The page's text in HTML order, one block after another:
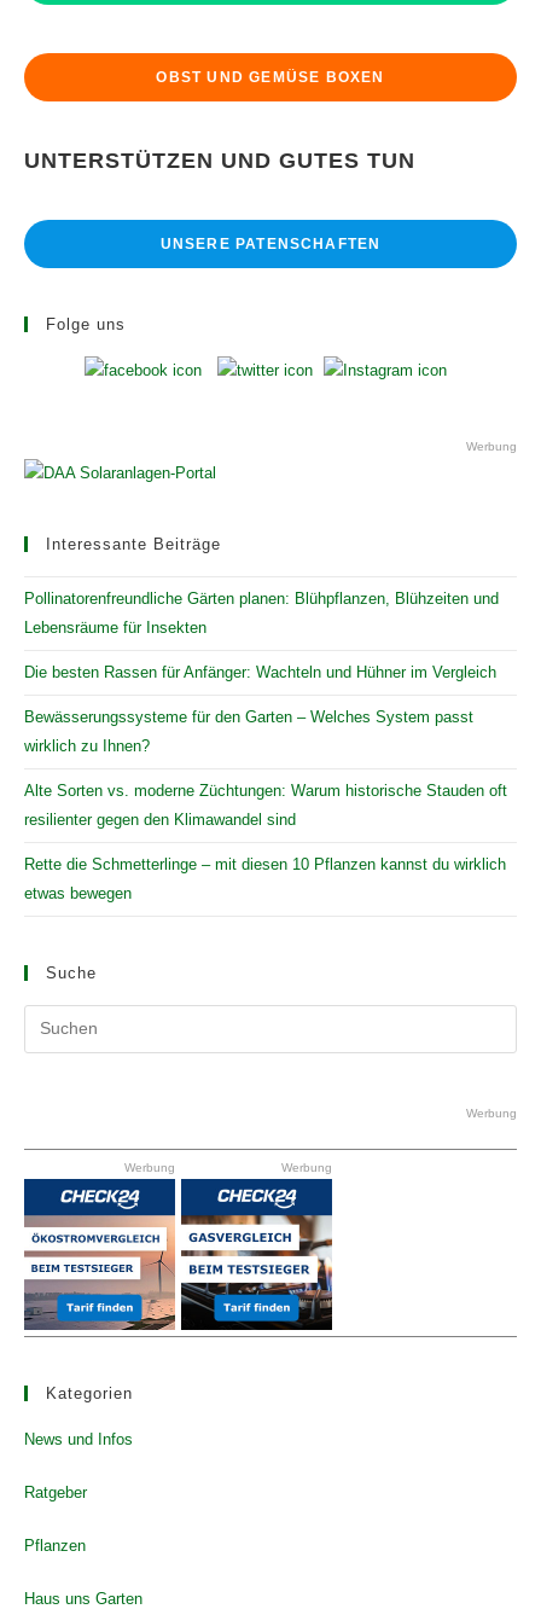
OBST UND GEMÜSE BOXEN
UNTERSTÜTZEN UND GUTES TUN
UNSERE PATENSCHAFTEN
Folge uns
Werbung
Interessante Beiträge
Pollinatorenfreundliche Gärten planen: Blühpflanzen, Blühzeiten und
Lebensräume für Insekten
Die besten Rassen für Anfänger: Wachteln und Hühner im Vergleich
Bewässerungssysteme für den Garten – Welches System passt
wirklich zu Ihnen?
Alte Sorten vs. moderne Züchtungen: Warum historische Stauden oft
resilienter gegen den Klimawandel sind
Rette die Schmetterlinge – mit diesen 10 Pflanzen kannst du wirklich
etwas bewegen
Suche
the
Werbung
Werbung Werbung
Kategorien
News und Infos
Ratgeber
Pflanzen
Haus uns Garten